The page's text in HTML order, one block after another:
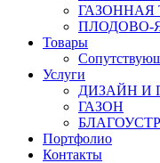
ГАЗОННАЯ
ПЛОДОВО-
Товары
Услуги
ДИЗАЙН И
ГАЗОН
Портфолио
Контакты